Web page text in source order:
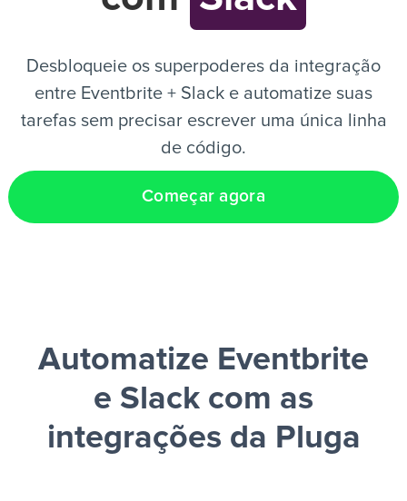
Desbloqueie os superpoderes da integração
entre Eventbrite + Slack e automatize suas
tarefas sem precisar escrever uma única linha
de código.
Começar agora
Automatize Eventbrite
e Slack com as
integrações da Pluga